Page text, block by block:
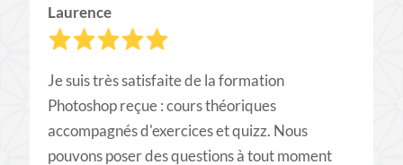
Laurence
Je suis très satisfaite de la formation
Photoshop reçue : cours théoriques
accompagnés d'exercices et quizz. Nous
pouvons poser des questions à tout moment